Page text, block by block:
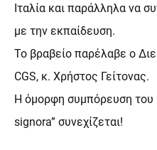
Ιταλία και παράλληλα να
με την εκπαίδευση.
Το βραβείο παρέλαβε ο
CGS, κ. Χρήστος Γείτονας.
Η όμορφη συμπόρευση του
signora” συνεχίζεται!